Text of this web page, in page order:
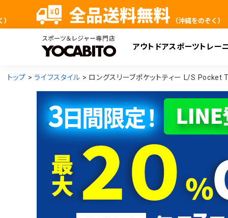
アウトドアスポーツ トレー
検
トップ ライフスタイル ロングスリーブポケットティー L/S Pocket